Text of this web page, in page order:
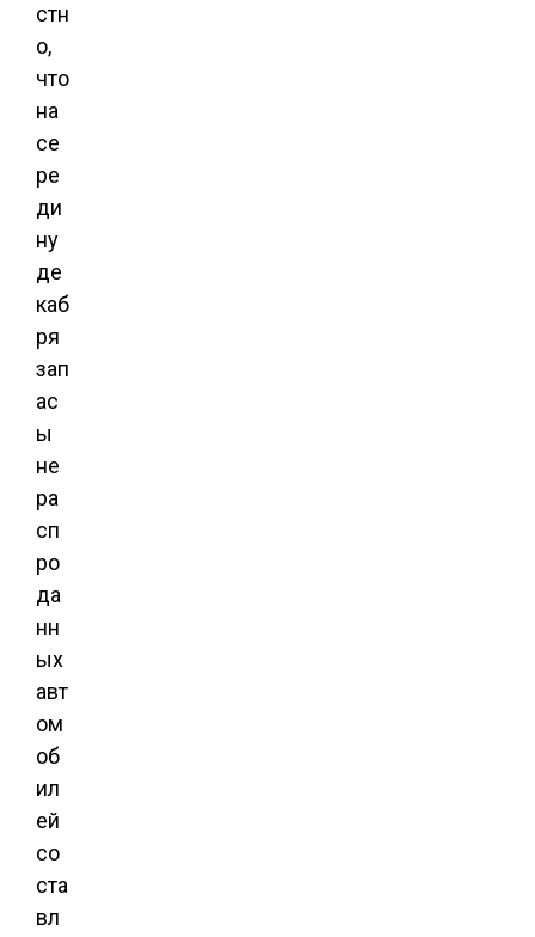
стн
о,
что
на
се
ре
ди
ну
де
каб
ря
зап
ас
ы
не
ра
сп
ро
да
нн
ых
авт
ом
об
ил
ей
со
ста
вл